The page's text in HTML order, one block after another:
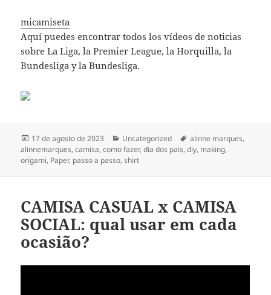
micamiseta
Aquí puedes encontrar todos los vídeos de noticias
sobre La Liga, la Premier League, la Horquilla, la
Bundesliga y la Bundesliga.
Publicado
el
17 de agosto de 2023 Categorías
Uncategorized Etiquetas
alinne marques,
alinnemarques,camisa,como fazer,dia dos pais,diy, making,
origami, Paper, passo a passo,shirt
CAMISA CASUAL x CAMISA
SOCIAL: qual usar em cada
ocasião?